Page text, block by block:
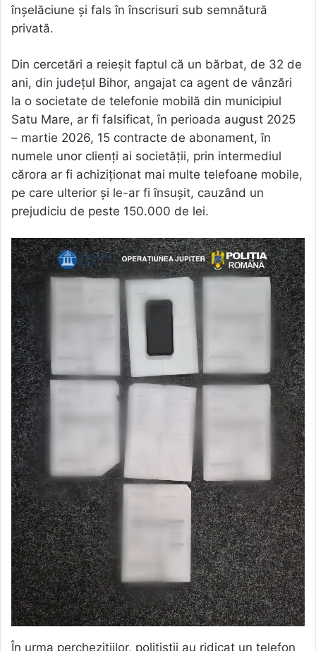
înșelăciune și fals în înscrisuri sub semnătură
privată.
Din cercetări a reieșit faptul că un bărbat, de 32 de
ani, din județul Bihor, angajat ca agent de vânzări
la o societate de telefonie mobilă din municipiul
Satu Mare, ar fi falsificat, în perioada august 2025
– martie 2026, 15 contracte de abonament, în
numele unor clienți ai societății, prin intermediul
cărora ar fi achiziționat mai multe telefoane mobile,
pe care ulterior și le-ar fi însușit, cauzând un
prejudiciu de peste 150.000 de lei.
În urma perchezițiilor, polițiștii au ridicat un telefon